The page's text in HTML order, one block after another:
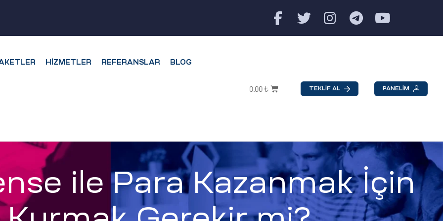
HIZMETLER REFERANSLAR BLOG
0.00 ₺ TEKLİF AL PANELİM
ile Para Kazanmak İçin